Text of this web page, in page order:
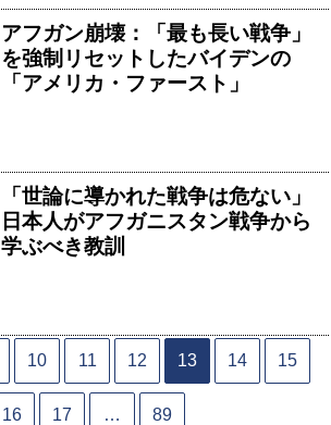
アフガン崩壊：「最も長い戦争」
を強制リセットしたバイデンの
「アメリカ・ファースト」
「世論に導かれた戦争は危ない」
日本人がアフガニスタン戦争から
学ぶべき教訓
10 11 12 13 14 15
16 17 … 89